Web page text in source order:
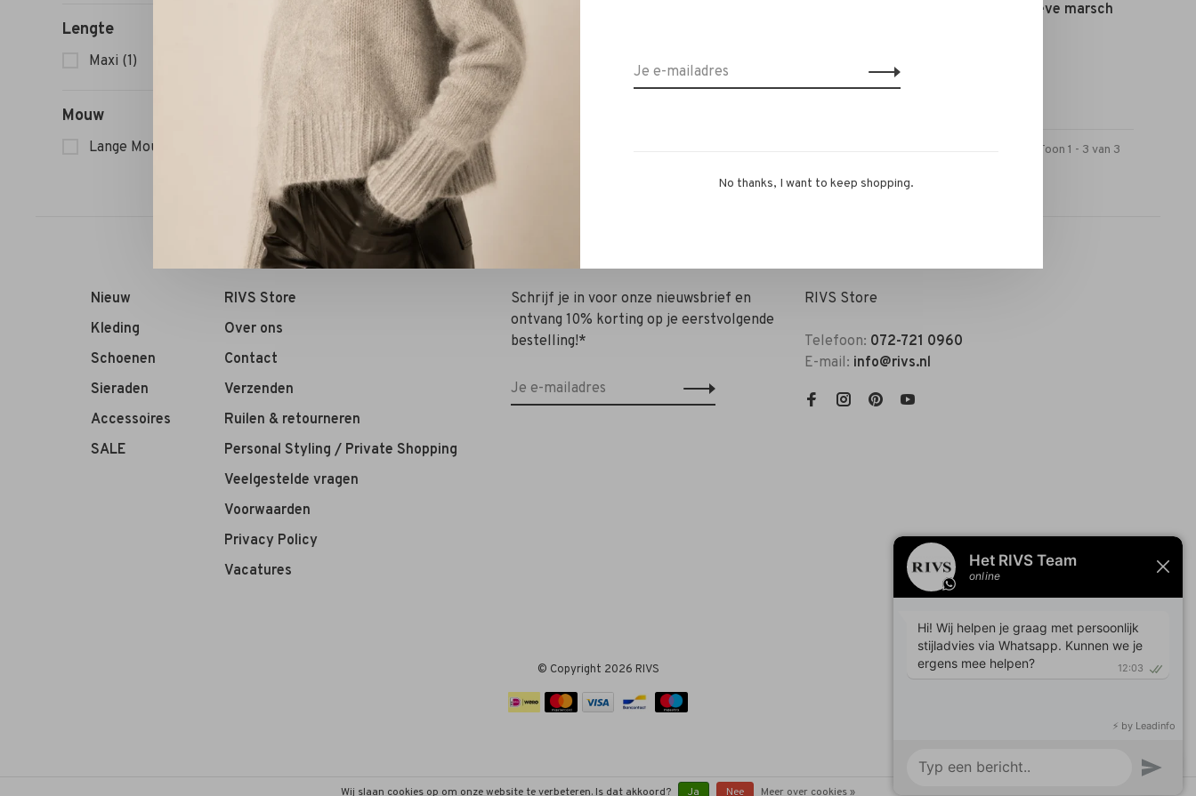
Lengte
Maxi (1)
Mouw
Lange Mouw
Janice Burt Loafe nude
€255,00
Closed Basic longsleeve marsch
Sorteren op: Toon 1 - 3 van 3
Nieuw
Kleding
Schoenen
Sieraden
Accessoires
SALE
RIVS Store
Over ons
Contact
Verzenden
Ruilen & retourneren
Personal Styling / Private Shopping
Veelgestelde vragen
Voorwaarden
Privacy Policy
Vacatures
Schrijf je in voor onze nieuwsbrief en
ontvang 10% korting op je eerstvolgende
bestelling!*
RIVS Store
Telefoon: 072-721 0960
E-mail: info@rivs.nl
© Copyright 2026 RIVS
Wij slaan cookies op om onze website te verbeteren. Is dat akkoord? Ja Nee Meer over cookies »
No thanks, I want to keep shopping.